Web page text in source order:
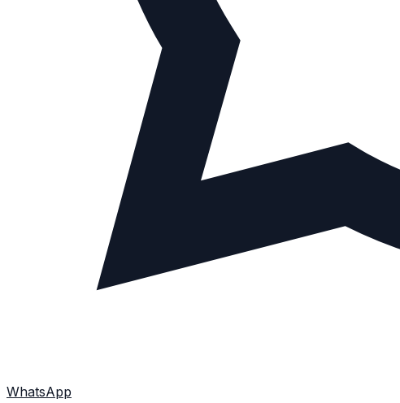
WhatsApp